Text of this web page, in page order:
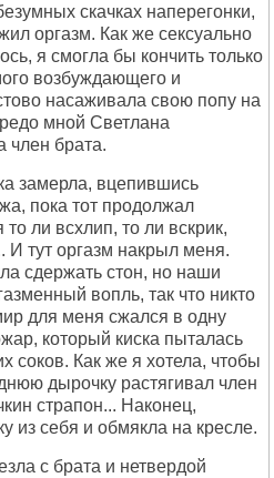
скачках наперегонки,
оргазм. Как же сексуально
я смогла бы кончить только
возбуждающего и
насаживала свою попу на
мной Светлана
член брата.
замерла, вцепившись
пока тот продолжал
ли всхлип, то ли вскрик,
И тут оргазм накрыл меня.
сдержать стон, но наши
вопль, так что никто
для меня сжался в одну
который киска пыталась
соков. Как же я хотела, чтобы
дырочку растягивал член
страпон... Наконец,
из себя и обмякла на кресле.
с брата и нетвердой